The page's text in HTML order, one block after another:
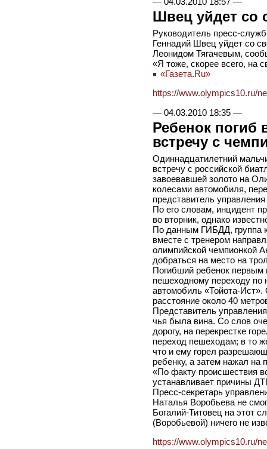
Швец уйдет со
Руководитель пресс-
Геннадий Швец уйдет со
Леонидом Тягачевым,
«Я тоже, скорее всего, на
«Газета.Ru»
https://www.olympics10.ru/
— 04.03.2010 18:35—
Ребенок погиб
встречу с
Одиннадцатилетний
встречу с российской
завоевавшей золото на
колесами автомобиля,
представитель
По его словам, инцидент
во вторник, однако
По данным ГИБДД, группа
вместе с тренером
олимпийской чемпионкой
добраться на место на
Погибший ребенок первым
пешеходному переходу по
автомобиль «Тойота-Ист».
расстояние около 40
Представитель
чья была вина. Со слов
дорогу, на перекрестке
переход пешеходам; в то
что и ему горел
ребенку, а затем нажал на
«По факту происшествия
устанавливает причины
Пресс-секретарь
Наталья Воробьева не
Богалий-Титовец на этот
(Воробьевой) ничего не
https://www.olympics10.ru/